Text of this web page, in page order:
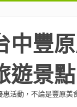
中豐
遊景點
活動，不論是豐原美